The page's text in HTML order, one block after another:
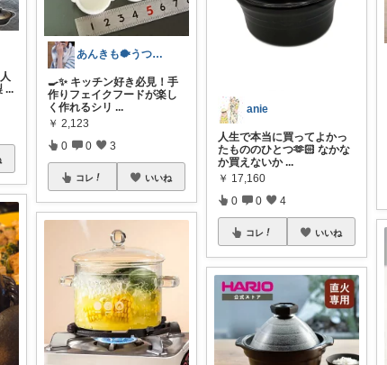
...
あんきも🐡うつわ好き/10日購入感謝
🍳✨ キッチン好き必見！手
作りフェイクフードが楽し
く作れるシリ ...
￥ 2,123
0 0 3
コレ いいね
anie
人生で本当に買ってよかっ
たもののひとつ🫶🏻 なかな
か買えないか ...
￥ 17,160
0 0 4
コレ いいね